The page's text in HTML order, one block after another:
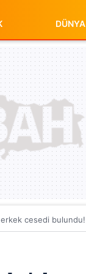
DÜNYA
cesedi bulundu!